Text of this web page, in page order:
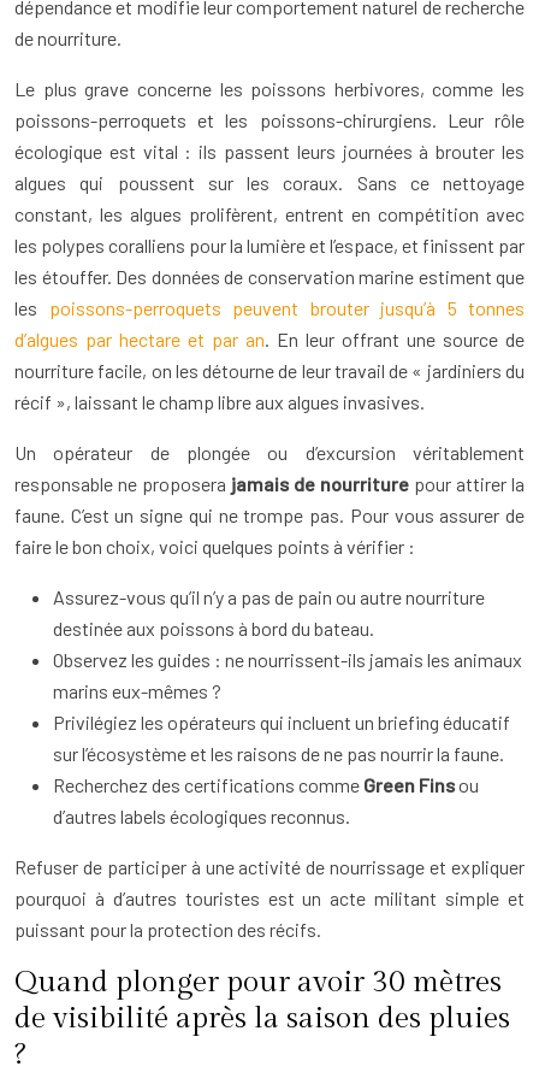
dépendance et modifie leur comportement naturel de recherche
de nourriture.
Le plus grave concerne les poissons herbivores, comme les
poissons-perroquets et les poissons-chirurgiens. Leur rôle
écologique est vital : ils passent leurs journées à brouter les
algues qui poussent sur les coraux. Sans ce nettoyage
constant, les algues prolifèrent, entrent en compétition avec
les polypes coralliens pour la lumière et l’espace, et finissent par
les étouffer. Des données de conservation marine estiment que
les poissons-perroquets peuvent brouter jusqu’à 5 tonnes
d’algues par hectare et par an. En leur offrant une source de
nourriture facile, on les détourne de leur travail de « jardiniers du
récif », laissant le champ libre aux algues invasives.
Un opérateur de plongée ou d’excursion véritablement
responsable ne proposera jamais de nourriture pour attirer la
faune. C’est un signe qui ne trompe pas. Pour vous assurer de
faire le bon choix, voici quelques points à vérifier :
Assurez-vous qu’il n’y a pas de pain ou autre nourriture
destinée aux poissons à bord du bateau.
Observez les guides : ne nourrissent-ils jamais les animaux
marins eux-mêmes ?
Privilégiez les opérateurs qui incluent un briefing éducatif
sur l’écosystème et les raisons de ne pas nourrir la faune.
Recherchez des certifications comme Green Finsou
d’autres labels écologiques reconnus.
Refuser de participer à une activité de nourrissage et expliquer
pourquoi à d’autres touristes est un acte militant simple et
puissant pour la protection des récifs.
Quand plonger pour avoir 30 mètres
de visibilité après la saison des pluies
?